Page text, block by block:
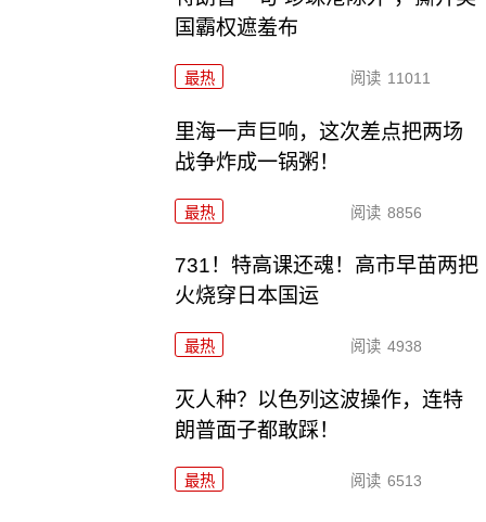
国霸权遮羞布
最热 阅读 11011
里海一声巨响，这次差点把两场
战争炸成一锅粥！
最热 阅读 8856
731！特高课还魂！高市早苗两把
火烧穿日本国运
最热 阅读 4938
灭人种？以色列这波操作，连特
朗普面子都敢踩！
最热 阅读 6513